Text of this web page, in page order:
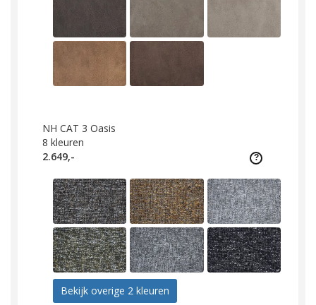
NH CAT 3 Oasis
8 kleuren
2.649,-
Bekijk overige 2 kleuren